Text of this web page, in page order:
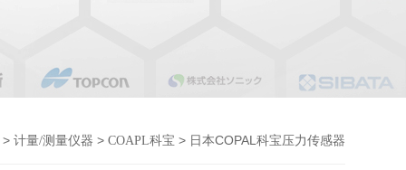
计量/测量仪器 > COAPL科宝 > 日本COPAL科宝压力传感器